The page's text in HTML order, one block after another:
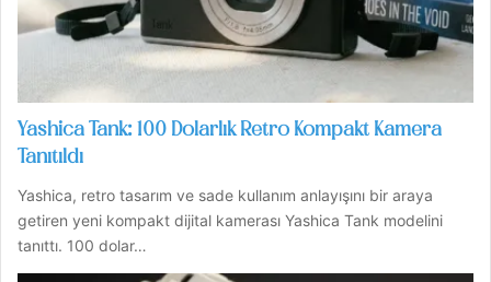
Yashica Tank: 100 Dolarlık Retro Kompakt Kamera
Tanıtıldı
Yashica, retro tasarım ve sade kullanım anlayışını bir araya
getiren yeni kompakt dijital kamerası Yashica Tank modelini
tanıttı. 100 dolar…